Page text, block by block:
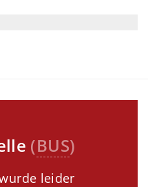
(BUS)
leider